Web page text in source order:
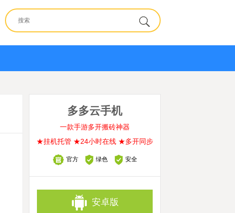
多多云手机
一款手游多开搬砖神器
★挂机托管 ★24小时在线 ★多开同步
官方 绿色 安全
安卓版